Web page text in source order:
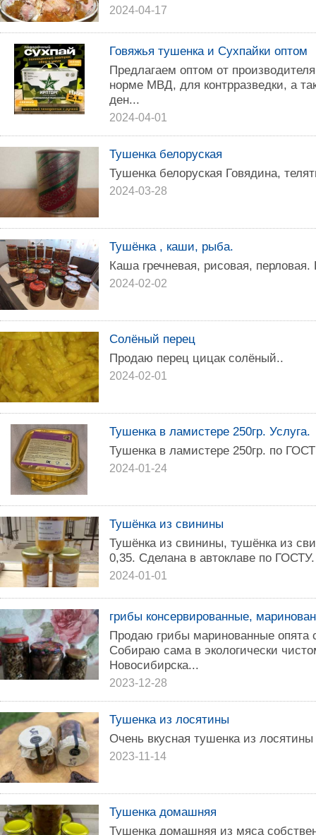
2024-04-17
Говяжья тушенка и Сухпайки оптом
Предлагаем оптом от
норме МВД, для контрразведки, а
ден...
2024-04-01
Тушенка белоруская
Тушенка белоруская Говядина,
2024-03-28
Тушёнка , каши, рыба.
Каша гречневая, рисовая, перловая.
2024-02-02
Солёный перец
Продаю перец цицак солёный..
2024-02-01
Тушенка в ламистере 250гр. Услуга.
Тушенка в ламистере 250гр. по
2024-01-24
Тушёнка из свинины
Тушёнка из свинины, тушёнка из
0,35. Сделана в автоклаве по
2024-01-01
грибы консервированные,
Продаю грибы маринованные опята
Собираю сама в экологически
Новосибирска...
2023-12-28
Тушенка из лосятины
Очень вкусная тушенка из
2023-11-14
Тушенка домашняя
Тушенка домашняя из мяса